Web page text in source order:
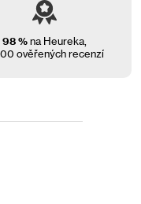
98 %na Heureka,
ověřených recenzí